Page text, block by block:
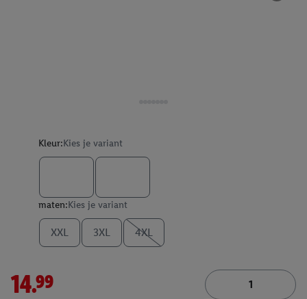
Kleur:Kies je variant
maten:Kies je variant
XXL 3XL 4XL
14.99